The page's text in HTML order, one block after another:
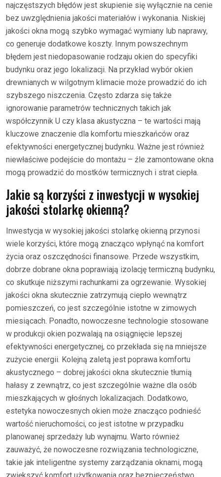
najczęstszych błędów jest skupienie się wyłącznie na cenie
bez uwzględnienia jakości materiałów i wykonania. Niskiej
jakości okna mogą szybko wymagać wymiany lub naprawy,
co generuje dodatkowe koszty. Innym powszechnym
błędem jest niedopasowanie rodzaju okien do specyfiki
budynku oraz jego lokalizacji. Na przykład wybór okien
drewnianych w wilgotnym klimacie może prowadzić do ich
szybszego niszczenia. Często zdarza się także
ignorowanie parametrów technicznych takich jak
współczynnik U czy klasa akustyczna – te wartości mają
kluczowe znaczenie dla komfortu mieszkańców oraz
efektywności energetycznej budynku. Ważne jest również
niewłaściwe podejście do montażu – źle zamontowane okna
mogą prowadzić do mostków termicznych i strat ciepła.
Jakie są korzyści z inwestycji w wysokiej
jakości stolarkę okienną?
Inwestycja w wysokiej jakości stolarkę okienną przynosi
wiele korzyści, które mogą znacząco wpłynąć na komfort
życia oraz oszczędności finansowe. Przede wszystkim,
dobrze dobrane okna poprawiają izolację termiczną budynku,
co skutkuje niższymi rachunkami za ogrzewanie. Wysokiej
jakości okna skutecznie zatrzymują ciepło wewnątrz
pomieszczeń, co jest szczególnie istotne w zimowych
miesiącach. Ponadto, nowoczesne technologie stosowane
w produkcji okien pozwalają na osiągnięcie lepszej
efektywności energetycznej, co przekłada się na mniejsze
zużycie energii. Kolejną zaletą jest poprawa komfortu
akustycznego – dobrej jakości okna skutecznie tłumią
hałasy z zewnątrz, co jest szczególnie ważne dla osób
mieszkających w głośnych lokalizacjach. Dodatkowo,
estetyka nowoczesnych okien może znacząco podnieść
wartość nieruchomości, co jest istotne w przypadku
planowanej sprzedaży lub wynajmu. Warto również
zauważyć, że nowoczesne rozwiązania technologiczne,
takie jak inteligentne systemy zarządzania oknami, mogą